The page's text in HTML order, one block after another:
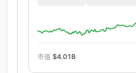
市值 $4.01B